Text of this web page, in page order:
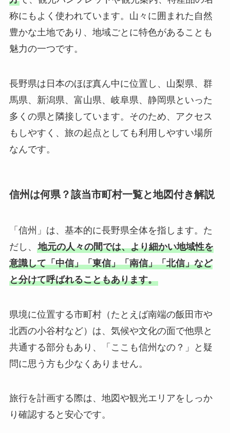
称にもよく使われています。山々に囲まれた自然
豊かな土地であり、地域ごとに特色があることも
魅力の一つです。
長野県は日本のほぼ真ん中に位置し、山梨県、群
馬県、新潟県、富山県、岐阜県、静岡県といった
多くの県と隣接しています。そのため、アクセス
もしやすく、旅の起点としても利用しやすい場所
なんです。
信州は何県？該当市町村一覧と地図付き解説
「信州」は、基本的に長野県全体を指します。た
だし、 地元の人々の間では、より細かい地域性を
意識して「中信」「東信」「南信」「北信」など
と分けて呼ばれることもあります。
県境に位置する市町村（たとえば南端の飯田市や
北西の小谷村など）は、気候や文化の面で他県と
共通する部分もあり、「ここも信州なの？」と疑
問に思う方も少なくありません。
旅行を計画する際は、地図や観光エリアをしっか
り確認すると安心です。